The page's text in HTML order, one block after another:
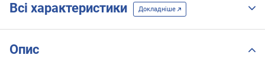
Всі характеристики Докладніше
Опис